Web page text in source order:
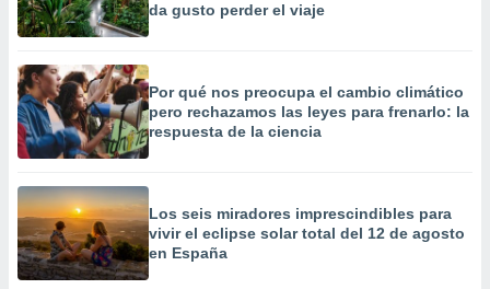
da gusto perder el viaje
Por qué nos preocupa el cambio climático
pero rechazamos las leyes para frenarlo: la
respuesta de la ciencia
Los seis miradores imprescindibles para
vivir el eclipse solar total del 12 de agosto
en España